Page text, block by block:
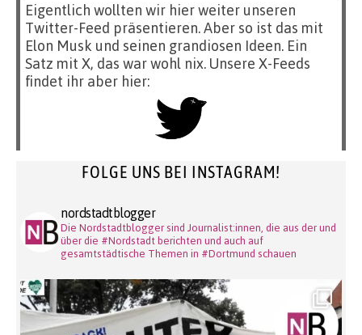
Eigentlich wollten wir hier weiter unseren
Twitter-Feed präsentieren. Aber so ist das mit
Elon Musk und seinen grandiosen Ideen. Ein
Satz mit X, das war wohl nix. Unsere X-Feeds
findet ihr aber hier:
FOLGE UNS BEI INSTAGRAM!
nordstadtblogger
Die Nordstadtblogger sind Journalist:innen, die aus der und
über die #Nordstadt berichten und auch auf
gesamtstädtische Themen in #Dortmund schauen